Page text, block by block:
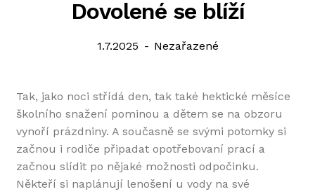
Dovolené se blíží
Posted
1.7.2025 Categories:
Nezařazené
Tak, jako noci střídá den, tak také hektické měsíce
školního snažení pominou a dětem se na obzoru
vynoří prázdniny. A současně se svými potomky si
začnou i rodiče připadat opotřebovaní prací a
začnou slídit po nějaké možnosti odpočinku.
Někteří si naplánují lenošení u vody na své